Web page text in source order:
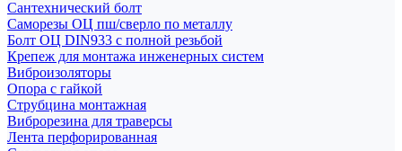
Сантехнический болт
Саморезы ОЦ пш/сверло по металлу
Болт ОЦ DIN933 с полной резьбой
Крепеж для монтажа инженерных систем
Виброизоляторы
Опора с гайкой
Струбцина монтажная
Виброрезина для траверсы
Лента перфорированная